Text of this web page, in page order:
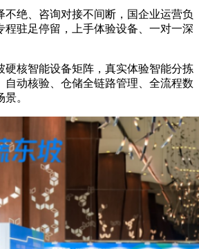
不绝、咨询对接不间断，国企业运营负
程驻足停留，上手体验设备、一对一深
硬核智能设备矩阵，真实体验智能分拣
自动核验、仓储全链路管理、全流程数
。